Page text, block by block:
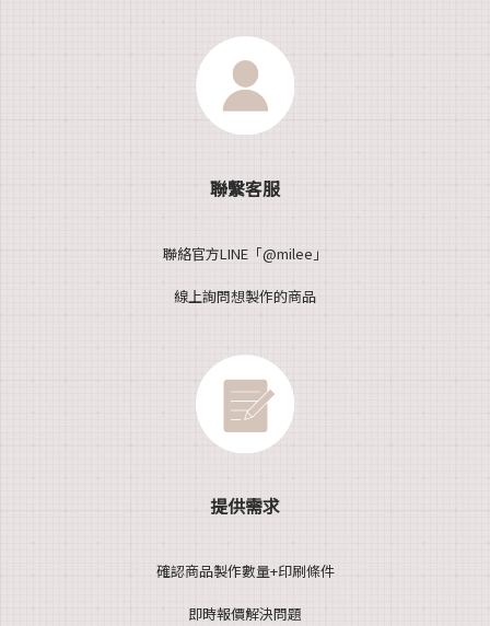
聯繫客服
聯絡官方LINE「@milee」
線上詢問想製作的商品
提供需求
確認商品製作數量+印刷條件
即時報價解決問題